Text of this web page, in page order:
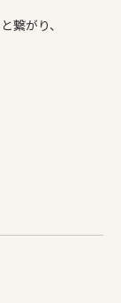
繋がり、